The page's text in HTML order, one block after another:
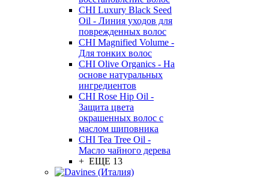
CHI Luxury Black Seed
Oil - Линия уходов для
поврежденных волос
CHI Magnified Volume -
Для тонких волос
CHI Olive Organics - На
основе натуральных
ингредиентов
CHI Rose Hip Oil -
Защита цвета
окрашенных волос с
маслом шиповника
CHI Tea Tree Oil -
Масло чайного дерева
+ ЕЩЕ 13